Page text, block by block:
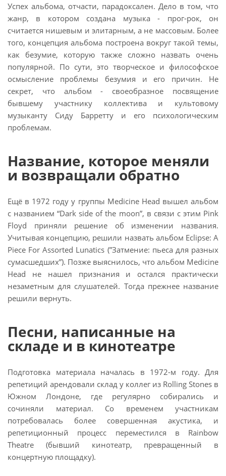
Успех альбома, отчасти, парадоксален. Дело в том, что
жанр, в котором создана музыка - прог-рок, он
считается нишевым и элитарным, а не массовым. Более
того, концепция альбома построена вокруг такой темы,
как безумие, которую также сложно назвать очень
популярной. По сути, это творческое и философское
осмысление проблемы безумия и его причин. Не
секрет, что альбом - своеобразное посвящение
бывшему участнику коллектива и культовому
музыканту Сиду Барретту и его психологическим
проблемам.
Название, которое меняли
и возвращали обратно
Ещё в 1972 году у группы Medicine Head вышел альбом
с названием “Dark side of the moon”, в связи с этим Pink
Floyd приняли решение об изменении названия.
Учитывая концепцию, решили назвать альбом Eclipse: A
Piece For Assorted Lunatics (”Затмение: пьеса для разных
сумасшедших”). Позже выяснилось, что альбом Medicine
Head не нашел признания и остался практически
незаметным для слушателей. Тогда прежнее название
решили вернуть.
Песни, написанные на
складе и в кинотеатре
Подготовка материала началась в 1972-м году. Для
репетиций арендовали склад у коллег из Rolling Stones в
Южном Лондоне, где регулярно собирались и
сочиняли материал. Со временем участникам
потребовалась более совершенная акустика, и
репетиционный процесс переместился в Rainbow
Theatre (бывший кинотеатр, превращенный в
концертную площадку).